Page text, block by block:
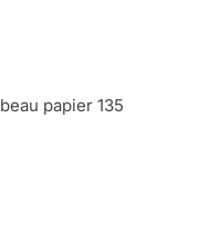
papier 135